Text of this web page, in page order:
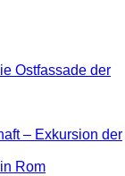
Ostfassade der
– Exkursion der
Rom